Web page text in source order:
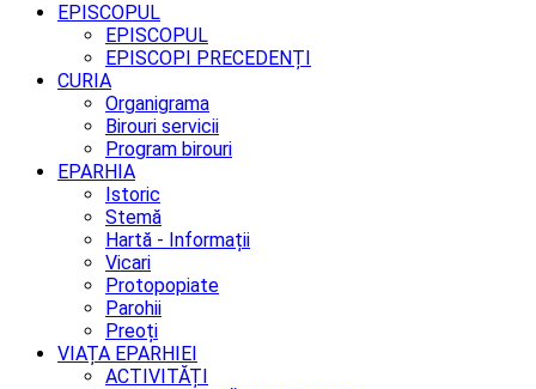
EPISCOPUL
EPISCOPUL
EPISCOPI PRECEDENȚI
CURIA
Organigrama
Birouri servicii
Program birouri
EPARHIA
Istoric
Stemă
Hartă - Informații
Vicari
Protopopiate
Parohii
Preoți
VIAȚA EPARHIEI
ACTIVITĂȚI